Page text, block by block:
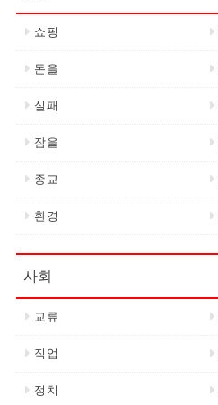
쇼핑
돈을
실패
잠을
종교
환경
사회
교류
직업
정치